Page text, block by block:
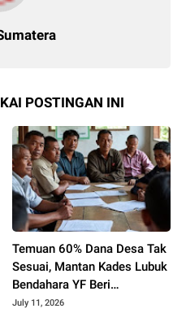
POSTINGAN INI
Temuan 60% Dana Desa Tak
Sesuai, Mantan Kades Lubuk
Bendahara YF Beri
Tanggapan
July 11, 2026